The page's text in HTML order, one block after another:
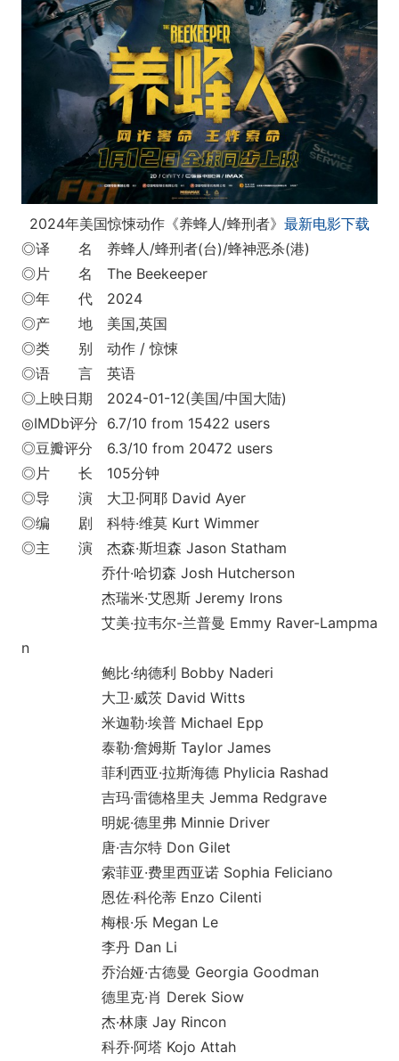
2024年美国惊悚动作《养蜂人/蜂刑者》 最新电影下载
◎译 名 养蜂人/蜂刑者(台)/蜂神恶杀(港)
◎片 名 The Beekeeper
◎年 代 2024
◎产 地 美国,英国
◎类 别 动作 / 惊悚
◎语 言 英语
◎上映日期 2024-01-12(美国/中国大陆)
◎IMDb评分 6.7/10 from 15422 users
◎豆瓣评分 6.3/10 from 20472 users
◎片 长 105分钟
◎导 演 大卫·阿耶 David Ayer
◎编 剧 科特·维莫 Kurt Wimmer
◎主 演 杰森·斯坦森 Jason Statham
乔什·哈切森 Josh Hutcherson
杰瑞米·艾恩斯 Jeremy Irons
艾美·拉韦尔-兰普曼 Emmy Raver-Lampma
n
鲍比·纳德利 Bobby Naderi
大卫·威茨 David Witts
米迦勒·埃普 Michael Epp
泰勒·詹姆斯 Taylor James
菲利西亚·拉斯海德 Phylicia Rashad
吉玛·雷德格里夫 Jemma Redgrave
明妮·德里弗 Minnie Driver
唐·吉尔特 Don Gilet
索菲亚·费里西亚诺 Sophia Feliciano
恩佐·科伦蒂 Enzo Cilenti
梅根·乐 Megan Le
李丹 Dan Li
乔治娅·古德曼 Georgia Goodman
德里克·肖 Derek Siow
杰·林康 Jay Rincon
科乔·阿塔 Kojo Attah